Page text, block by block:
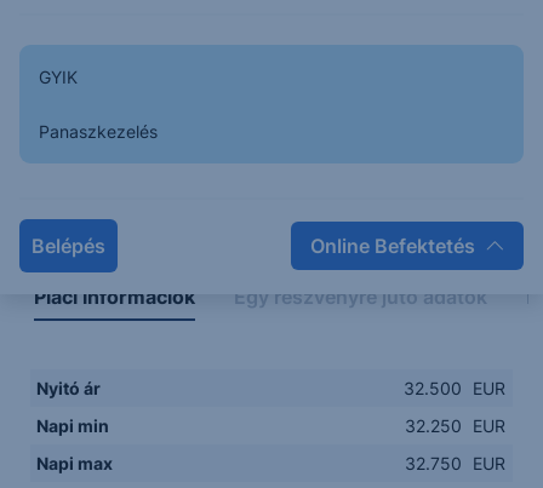
GYIK
Panaszkezelés
Belépés Online Befektetés
Napon belüli Historikus
Piaci információk Egy részvényre jutó adatok
Nyitó ár 32.500
EUR
Napi min
32.250
EUR
Napi max
32.750
EUR